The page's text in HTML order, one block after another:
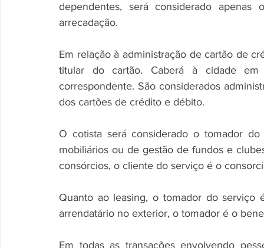
dependentes, será considerado
arrecadação.
Em relação à administração de cartão de
titular do cartão. Caberá à cidade
correspondente. São considerados
dos cartões de crédito e débito.
O cotista será considerado o tomador
mobiliários ou de gestão de fundos e
consórcios, o cliente do serviço é o
Quanto ao leasing, o tomador do serviço
arrendatário no exterior, o tomador é o
Em todas as transações envolvendo